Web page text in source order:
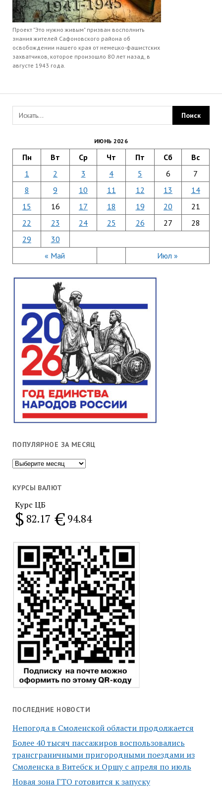
Проект "Это нужно живым" призван восполнить
знания жителей Сафоновского района об
освобождении нашего края от немецко-фашистских
захватчиков, которое произошло 80 лет назад, в
августе 1943 года.
ИЮНЬ 2026
Пн Вт Ср Чт Пт Сб Вс
« Май Июл »
1 2 3 4 5 6
7
8
9 10 11 12 13
14
15
16 17 18 19 20
21
22
23 24 25 26 27
28
29
30
ПОПУЛЯРНОЕ ЗА МЕСЯЦ
Популярное
месяц
КУРСЫ ВАЛЮТ
Курс ЦБ
$ 82.17 € 94.84
ПОСЛЕДНИЕ НОВОСТИ
Непогода в Смоленской области продолжается
Более 40 тысяч пассажиров воспользовались
трансграничными пригородными поездами из
Смоленска в Витебск и Оршу с апреля по июль
Новая зона ГТО готовится к запуску